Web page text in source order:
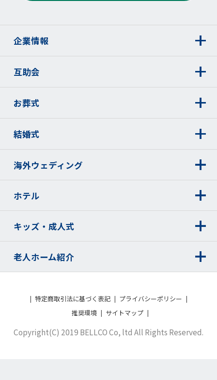
企業情報
互助会
お葬式
結婚式
海外ウェディング
ホテル
キッズ・成人式
老人ホーム紹介
特定商取引法に基づく表記
プライバシーポリシー
推奨環境
サイトマップ
Copyright(C) 2019 BELLCO Co, ltd All Rights Reserved.